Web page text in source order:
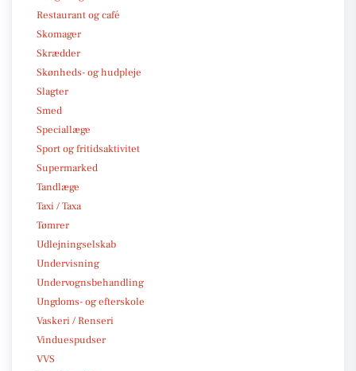
Restaurant og café
Skomager
Skrædder
Skønheds- og hudpleje
Slagter
Smed
Speciallæge
Sport og fritidsaktivitet
Supermarked
Tandlæge
Taxi / Taxa
Tømrer
Udlejningselskab
Undervisning
Undervognsbehandling
Ungdoms- og efterskole
Vaskeri / Renseri
Vinduespudser
VVS